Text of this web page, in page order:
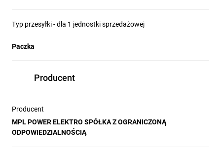
Typ przesyłki - dla 1 jednostki sprzedażowej
Paczka
Producent
Producent
MPL POWER ELEKTRO SPÓŁKA Z OGRANICZONĄ
ODPOWIEDZIALNOŚCIĄ